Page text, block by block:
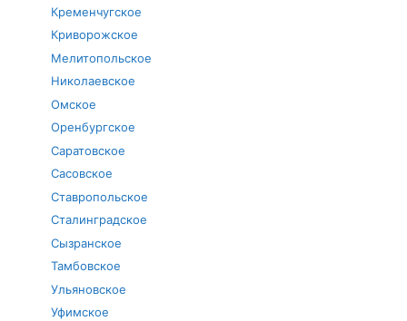
Кременчугское
Криворожское
Мелитопольское
Николаевское
Омское
Оренбургское
Саратовское
Сасовское
Ставропольское
Сталинградское
Сызранское
Тамбовское
Ульяновское
Уфимское